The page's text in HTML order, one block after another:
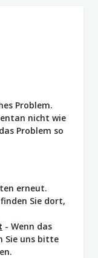
Problem.
nicht wie
Problem so
erneut.
Sie dort,
- Wenn das
Sie uns bitte